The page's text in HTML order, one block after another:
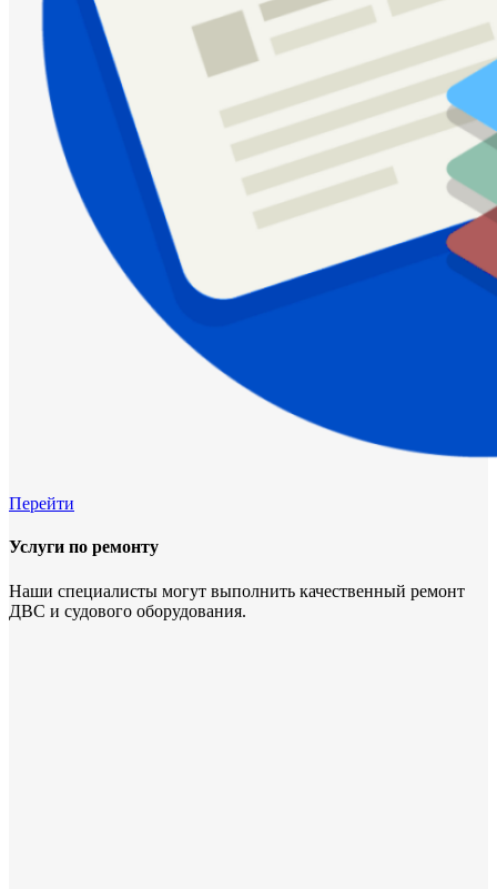
Перейти
Услуги по ремонту
Наши специалисты могут выполнить качественный ремонт
ДВС и судового оборудования.